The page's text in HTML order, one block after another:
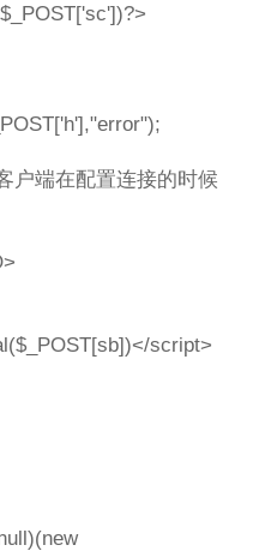
户端在配置连接的时候
script>